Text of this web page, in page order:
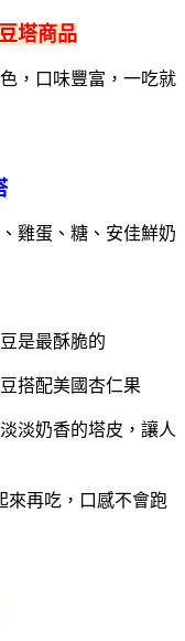
塔商品
，口味豐富，一吃就
雞蛋、糖、安佳鮮奶
是最酥脆的
搭配美國杏仁果
淡奶香的塔皮，讓人
來再吃，口感不會跑